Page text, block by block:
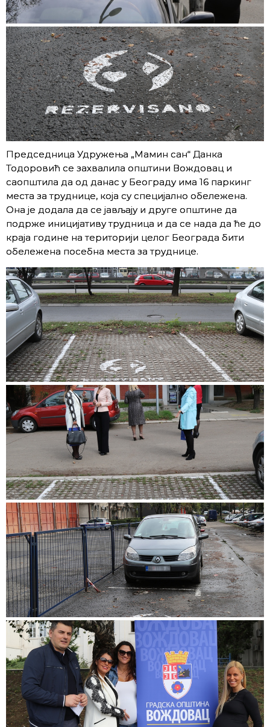
Председница Удружења „Мамин сан“ Данка
Тодоровић се захвалила општини Вождовац и
саопштила да од данас у Београду има 16 паркинг
места за труднице, која су специјално обележена.
Она је додала да се јављају и друге општине да
подрже иницијативу трудница и да се нада да ће до
краја године на територији целог Београда бити
обележена посебна места за труднице.